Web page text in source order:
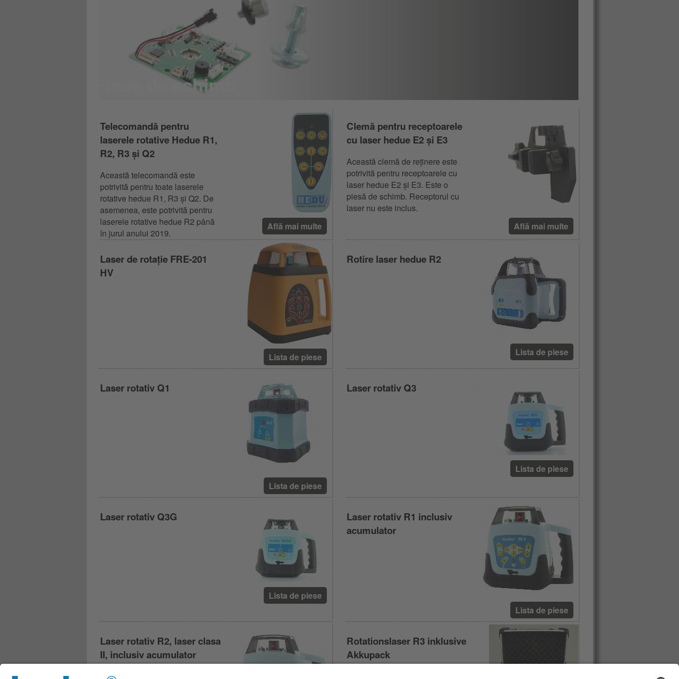
Piese de schimb
Telecomandă pentru
laserele rotative Hedue R1,
R2, R3 și Q2
Această telecomandă este
potrivită pentru toate laserele
rotative hedue R1, R3 și Q2. De
asemenea, este potrivită pentru
laserele rotative hedue R2 până
în jurul anului 2019.
Află mai multe
Clemă pentru receptoarele
cu laser hedue E2 și E3
Această clemă de reținere este
potrivită pentru receptoarele cu
laser hedue E2 și E3. Este o
piesă de schimb. Receptorul cu
laser nu este inclus.
Află mai multe
Laser de rotație FRE-201
HV
Lista de piese
Rotire laser hedue R2
Lista de piese
Laser rotativ Q1
Lista de piese
Laser rotativ Q3
Lista de piese
Laser rotativ Q3G
Lista de piese
Laser rotativ R1 inclusiv
acumulator
Lista de piese
Laser rotativ R2, laser clasa
II, inclusiv acumulator
Rotationslaser R3 inklusive
Akkupack